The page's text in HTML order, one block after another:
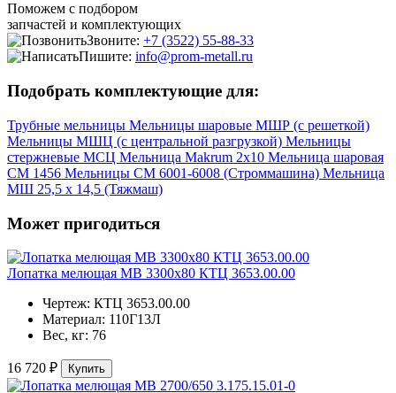
Поможем с подбором
запчастей и комплектующих
Звоните: +7 (3522) 55-88-33
Пишите: info@prom-metall.ru
Подобрать комплектующие для:
Трубные мельницы Мельницы шаровые МШР (с решеткой)
Мельницы МШЦ (с центральной разгрузкой) Мельницы
стержневые МСЦ Мельница Makrum 2х10 Мельница шаровая
СМ 1456 Мельницы СМ 6001-6008 (Строммашина) Мельница
МШ 25,5 х 14,5 (Тяжмаш)
Может пригодиться
Лопатка мелющая МВ 3300х80 КТЦ 3653.00.00
Чертеж: КТЦ 3653.00.00
Материал: 110Г13Л
Вес, кг: 76
16 720 ₽ Купить